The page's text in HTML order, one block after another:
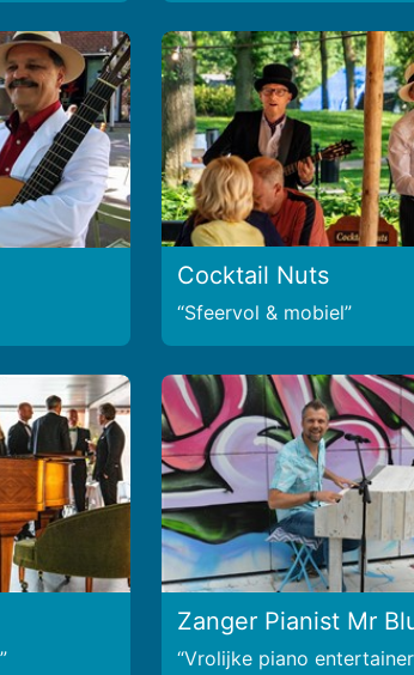
Cocktail Nuts
Sfeervol & mobiel
Zanger Pianist Mr
Vrolijke piano entertainer